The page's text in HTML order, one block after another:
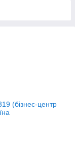
(бізнес-центр